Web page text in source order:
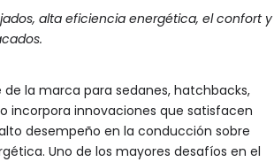
alta eficiencia energética, el confort y
de la marca para sedanes, hatchbacks,
incorpora innovaciones que satisfacen
desempeño en la conducción sobre
Uno de los mayores desafíos en el